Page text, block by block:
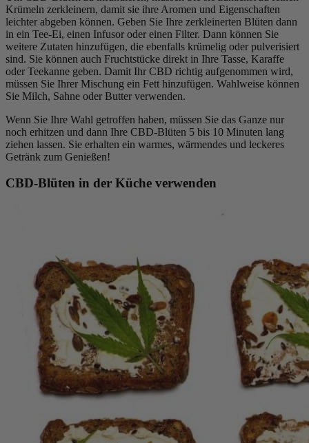
Krümeln zerkleinern, damit sie ihre Aromen und Eigenschaften
leichter abgeben können. Geben Sie Ihre zerkleinerten Blüten dann
in ein Tee-Ei, einen Infusor oder einen Filter. Dann können Sie
weitere Zutaten hinzufügen, die ebenfalls krümelig oder pulverisiert
sind. Sie können auch Fruchtstücke direkt in Ihre Tasse, Karaffe
oder Teekanne geben. Damit Ihr CBD richtig aufgenommen wird,
müssen Sie Ihrer Mischung ein Fett hinzufügen. Wahlweise können
Sie Milch, Sahne oder Butter verwenden.
Wenn Sie Ihre Wahl getroffen haben, müssen Sie das Ganze nur
noch erhitzen und dann Ihre CBD-Blüten 5 bis 10 Minuten lang
ziehen lassen. Sie erhalten ein warmes, wärmendes und leckeres
Getränk zum Genießen!
CBD-Blüten in der Küche verwenden